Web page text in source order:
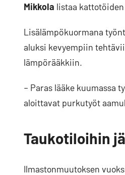
Mikkola listaa
Lisälämpökuormana
aluksi kevyempiin
lämpörääkkiin.
– Paras lääke kuumassa
aloittavat purkutyöt
Taukotiloihin
Ilmastonmuutoksen